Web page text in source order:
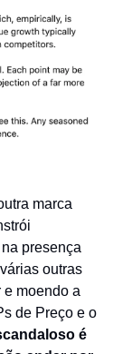
marca
presença
outras
moendo a
de Preço e o
é